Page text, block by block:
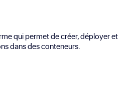
qui permet de créer, déployer et
dans des conteneurs.